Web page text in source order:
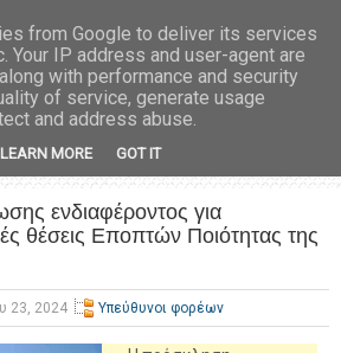
ενδιαφέροντος για
θέσεις Εποπτών Ποιότητας της
23, 2024 Υπεύθυνοι φορέων
from Google to deliver its services
Your IP address and user-agent are
with performance and security
of service, generate usage
and address abuse.
LEARN MORE GOT IT